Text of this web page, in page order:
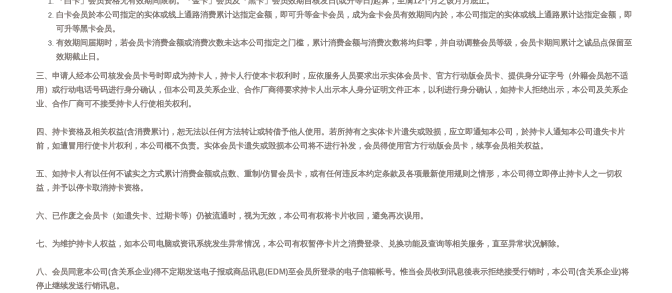
白卡会员於本公司指定的实体或线上通路消费累计达指定金额，即可升等金卡会员，成为金卡会员有效期间内於，本公司指定的实体或线上通路累计达指定金额，即
可升等黑卡会员。
有效期间届期时，若会员卡消费金额或消费次数未达本公司指定之门槛，累计消费金额与消费次数将均归零，并自动调整会员等级，会员卡期间累计之诚品点保留至
效期截止日。
三、申请人经本公司核发会员卡号时即成为持卡人，持卡人行使本卡权利时，应依服务人员要求出示实体会员卡、官方行动版会员卡、提供身分证字号（外籍会员恕不适
用）或行动电话号码进行身分确认，但本公司及关系企业、合作厂商得要求持卡人出示本人身分证明文件正本，以利进行身分确认，如持卡人拒绝出示，本公司及关系企
业、合作厂商可不接受持卡人行使相关权利。
四、持卡资格及相关权益(含消费累计)，恕无法以任何方法转让或转借予他人使用。若所持有之实体卡片遗失或毁损，应立即通知本公司，於持卡人通知本公司遗失卡片
前，如遭冒用行使卡片权利，本公司概不负责。实体会员卡遗失或毁损本公司将不进行补发，会员得使用官方行动版会员卡，续享会员相关权益。
五、如持卡人有以任何不诚实之方式累计消费金额或点数、重制/仿冒会员卡，或有任何违反本约定条款及各项最新使用规则之情形，本公司得立即停止持卡人之一切权
益，并予以停卡取消持卡资格。
六、已作废之会员卡（如遗失卡、过期卡等）仍被流通时，视为无效，本公司有权将卡片收回，避免再次误用。
七、为维护持卡人权益，如本公司电脑或资讯系统发生异常情况，本公司有权暂停卡片之消费登录、兑换功能及查询等相关服务，直至异常状况解除。
八、会员同意本公司(含关系企业)得不定期发送电子报或商品讯息(EDM)至会员所登录的电子信箱帐号。惟当会员收到讯息後表示拒绝接受行销时，本公司(含关系企业)将
停止继续发送行销讯息。